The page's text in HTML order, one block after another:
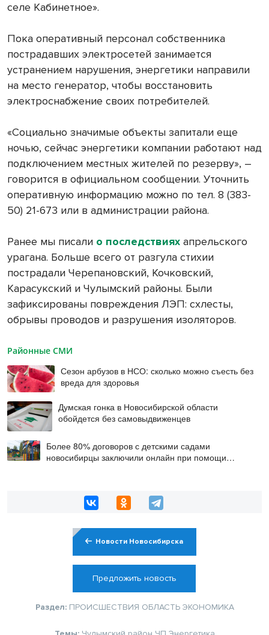
селе Кабинетное».
Пока оперативный персонал собственника
пострадавших электросетей занимается
устранением нарушения, энергетики направили
на место генератор, чтобы восстановить
электроснабжение своих потребителей.
«Социально значимые объекты запитали еще
ночью, сейчас энергетики компании работают над
подключением местных жителей по резерву», –
говорится в официальном сообщении. Уточнить
оперативную информацию можно по тел. 8 (383-
50) 21-673 или в администрации района.
Ранее мы писали о последствиях апрельского
урагана. Больше всего от разгула стихии
пострадали Черепановский, Кочковский,
Карасукский и Чулымский районы. Были
зафиксированы повреждения ЛЭП: схлесты,
обрывы проводов и разрушения изоляторов.
Районные СМИ
Сезон арбузов в НСО: сколько можно съесть без
вреда для здоровья
Думская гонка в Новосибирской области
обойдется без самовыдвиженцев
Более 80% договоров с детскими садами
новосибирцы заключили онлайн при помощи
Новости Новосибирска
Предложить новость
Раздел: ПРОИСШЕСТВИЯ ОБЛАСТЬ ЭКОНОМИКА